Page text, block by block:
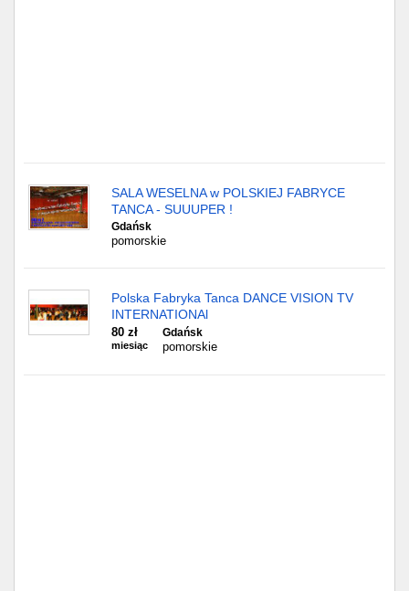
SALA WESELNA w POLSKIEJ FABRYCE
TANCA - SUUUPER !
Gdańsk
pomorskie
Polska Fabryka Tanca DANCE VISION TV
INTERNATIONAl
80 zł
miesiąc
Gdańsk
pomorskie
Kielce
Częstochowa
Olsztyn